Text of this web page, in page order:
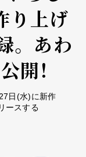
り上げ
。 あわ
開！
日(水)に新作
ースする